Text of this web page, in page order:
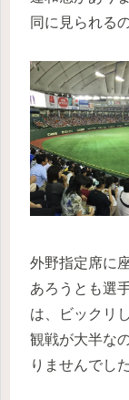
同に見られる
外野指定席に
あろうとも選
は、ビックリ
観戦が大半な
りませんでした